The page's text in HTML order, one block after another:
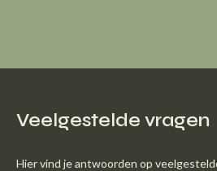
Veelgestelde vragen
Hier vind je antwoorden op